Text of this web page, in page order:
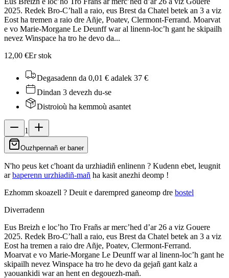
2025. Redek Bro-C’hall a raio, eus Brest da Chatel betek an 3 a viz
Eost ha tremen a raio dre Añje, Poatev, Clermont-Ferrand. Moarvat
e vo Marie-Morgane Le Deunff war al linenn-loc’h gant he skipailh
nevez Winspace ha tro he devo da...
12,00 €Er stok
Degasadenn da 0,01 € adalek 37 €
Dindan 3 devezh du-se
Distroioù ha kemmoù asantet
1
Ouzhpennañ er baner
N'ho peus ket c'hoant da urzhiadiñ enlinenn ? Kudenn ebet, leugnit
arbaperenn urzhiadiñ-mañ ha kasit anezhi deomp !
Ezhomm skoazell ? Deuit e darempred ganeomp dre bostel
Diverradenn
Eus Breizh e loc’ho Tro Frañs ar merc’hed d’ar 26 a viz Gouere
2025. Redek Bro-C’hall a raio, eus Brest da Chatel betek an 3 a viz
Eost ha tremen a raio dre Añje, Poatev, Clermont-Ferrand.
Moarvat e vo Marie-Morgane Le Deunff war al linenn-loc’h gant he
skipailh nevez Winspace ha tro he devo da gejañ gant kalz a
yaouankidi war an hent en degouezh-mañ.